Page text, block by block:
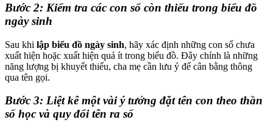
Bước 2: Kiểm tra các con số còn thiếu trong biểu đồ
ngày sinh
Sau khi lập biểu đồ ngày sinh, hãy xác định những con số chưa
xuất hiện hoặc xuất hiện quá ít trong biểu đồ. Đây chính là những
năng lượng bị khuyết thiếu, cha mẹ cần lưu ý để cân bằng thông
qua tên gọi.
Bước 3: Liệt kê một vài ý tưởng đặt tên con theo thần
số học và quy đổi tên ra số